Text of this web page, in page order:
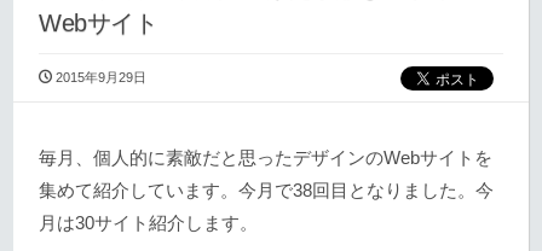
Webサイト
2015年9月29日
毎月、個人的に素敵だと思ったデザインのWebサイトを
集めて紹介しています。今月で38回目となりました。今
月は30サイト紹介します。